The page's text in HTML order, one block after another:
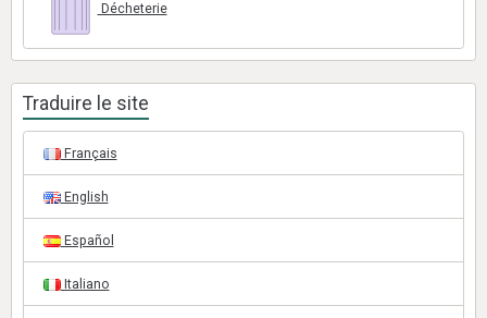
Décheterie
Traduire le site
Français
English
Español
Italiano